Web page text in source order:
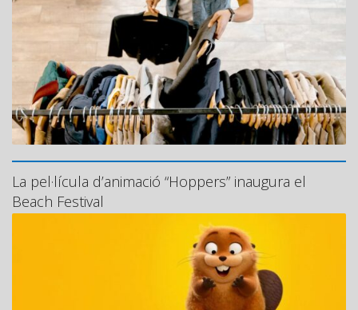
La pel·lícula d’animació “Hoppers” inaugura el
Beach Festival